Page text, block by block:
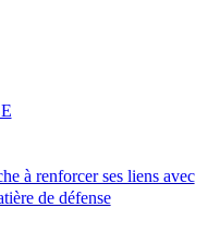
à renforcer ses liens avec
de défense